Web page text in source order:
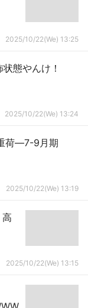
2025/10/22(We) 13:25
態やんけ！
2025/10/22(We) 13:24
荷―7-9月期
2025/10/22(We) 13:19
2025/10/22(We) 13:15